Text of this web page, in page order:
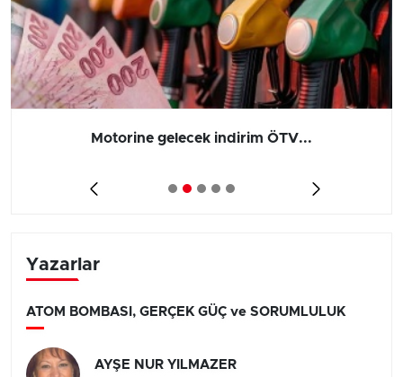
Motorine gelecek indirim ÖTV...
Yazarlar
ATOM BOMBASI, GERÇEK GÜÇ ve SORUMLULUK
AYŞE NUR YILMAZER